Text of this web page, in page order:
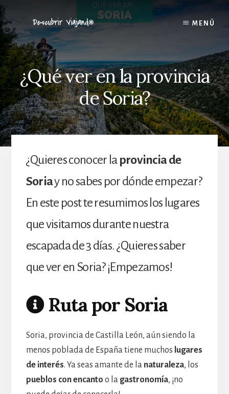
Skip
to
content
Saltar
a
la
barra
lateral
principal
MENÚ
¿Qué ver en la provincia
de Soria?
¿Quieres conocer laprovincia de
Soriay no sabes por dónde empezar?
En este post te resumimos los lugares
que visitamos durante nuestra
escapada de 3 días. ¿Quieres saber
que ver en Soria? ¡Empezamos!
Ruta por Soria
Soria, provincia de Castilla León, aún siendo la
menos poblada de España tiene muchos lugares
de interés. Ya seas amante de la naturaleza, los
pueblos con encanto o la gastronomía, ¡no